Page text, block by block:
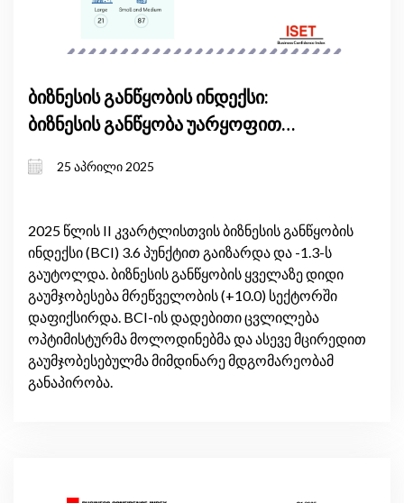
ბიზნესის განწყობის ინდექსი:
ბიზნესის განწყობა უარყოფით
25 აპრილი 2025
2025 წლის II კვარტლისთვის ბიზნესის განწყობის
ინდექსი (BCI) 3.6 პუნქტით გაიზარდა და -1.3-ს
გაუტოლდა. ბიზნესის განწყობის ყველაზე დიდი
გაუმჯობესება მრეწველობის (+10.0) სექტორში
დაფიქსირდა. BCI-ის დადებითი ცვლილება
ოპტიმისტურმა მოლოდინებმა და ასევე მცირედით
გაუმჯობესებულმა მიმდინარე მდგომარეობამ
განაპირობა.